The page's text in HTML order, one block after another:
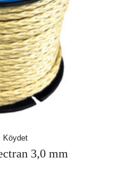
Köydet
3,0 mm